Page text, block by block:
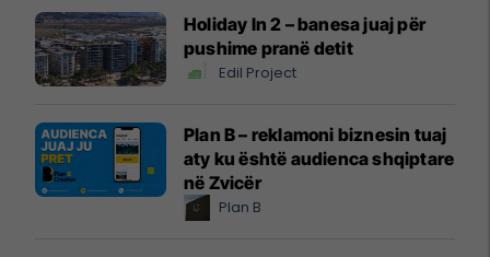
Holiday In 2 – banesa juaj për
pushime pranë detit
Edil Project
Plan B – reklamoni biznesin tuaj
aty ku është audienca shqiptare
në Zvicër
Plan B